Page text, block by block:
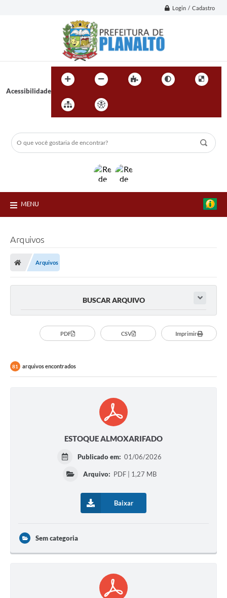
Login / Cadastro
Acessibilidade
MENU
Arquivos
Arquivos
BUSCAR ARQUIVO
PDF CSV Imprimir
81 arquivos encontrados
ESTOQUE ALMOXARIFADO
Publicado em: 01/06/2026
Arquivo: PDF | 1,27 MB
Baixar
Sem categoria